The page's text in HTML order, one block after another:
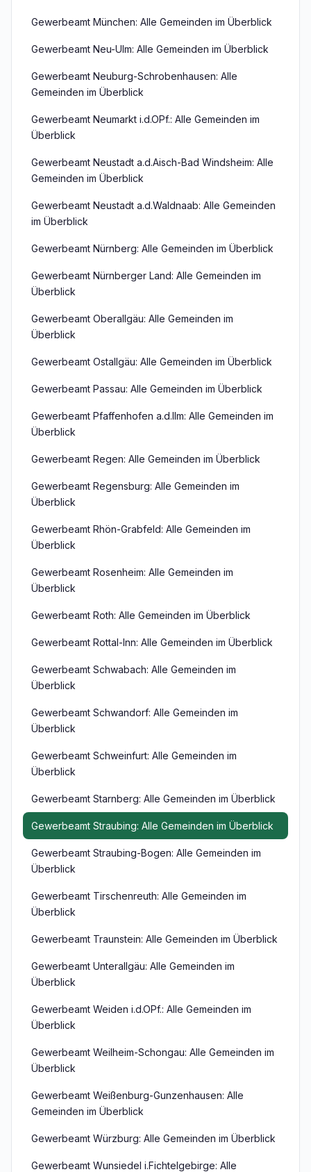
Gewerbeamt München: Alle Gemeinden im Überblick
Gewerbeamt Neu-Ulm: Alle Gemeinden im Überblick
Gewerbeamt Neuburg-Schrobenhausen: Alle
Gemeinden im Überblick
Gewerbeamt Neumarkt i.d.OPf.: Alle Gemeinden im
Überblick
Gewerbeamt Neustadt a.d.Aisch-Bad Windsheim: Alle
Gemeinden im Überblick
Gewerbeamt Neustadt a.d.Waldnaab: Alle Gemeinden
im Überblick
Gewerbeamt Nürnberg: Alle Gemeinden im Überblick
Gewerbeamt Nürnberger Land: Alle Gemeinden im
Überblick
Gewerbeamt Oberallgäu: Alle Gemeinden im
Überblick
Gewerbeamt Ostallgäu: Alle Gemeinden im Überblick
Gewerbeamt Passau: Alle Gemeinden im Überblick
Gewerbeamt Pfaffenhofen a.d.Ilm: Alle Gemeinden im
Überblick
Gewerbeamt Regen: Alle Gemeinden im Überblick
Gewerbeamt Regensburg: Alle Gemeinden im
Überblick
Gewerbeamt Rhön-Grabfeld: Alle Gemeinden im
Überblick
Gewerbeamt Rosenheim: Alle Gemeinden im
Überblick
Gewerbeamt Roth: Alle Gemeinden im Überblick
Gewerbeamt Rottal-Inn: Alle Gemeinden im Überblick
Gewerbeamt Schwabach: Alle Gemeinden im
Überblick
Gewerbeamt Schwandorf: Alle Gemeinden im
Überblick
Gewerbeamt Schweinfurt: Alle Gemeinden im
Überblick
Gewerbeamt Starnberg: Alle Gemeinden im Überblick
Gewerbeamt Straubing: Alle Gemeinden im Überblick
Gewerbeamt Straubing-Bogen: Alle Gemeinden im
Überblick
Gewerbeamt Tirschenreuth: Alle Gemeinden im
Überblick
Gewerbeamt Traunstein: Alle Gemeinden im Überblick
Gewerbeamt Unterallgäu: Alle Gemeinden im
Überblick
Gewerbeamt Weiden i.d.OPf.: Alle Gemeinden im
Überblick
Gewerbeamt Weilheim-Schongau: Alle Gemeinden im
Überblick
Gewerbeamt Weißenburg-Gunzenhausen: Alle
Gemeinden im Überblick
Gewerbeamt Würzburg: Alle Gemeinden im Überblick
Gewerbeamt Wunsiedel i.Fichtelgebirge: Alle